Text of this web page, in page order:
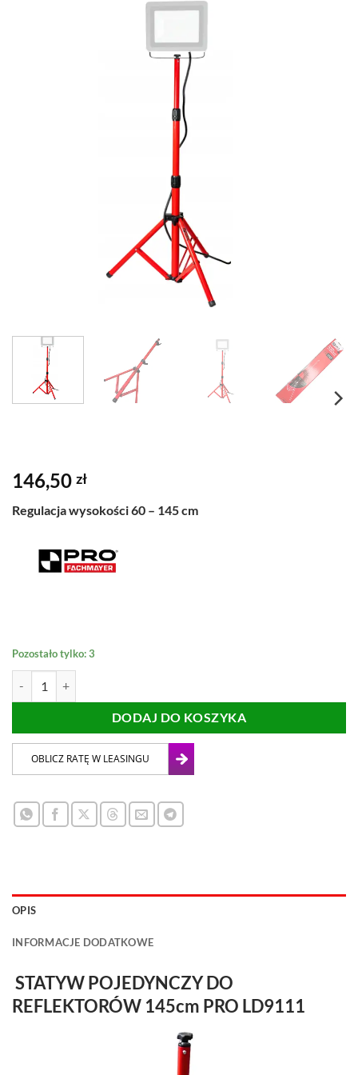
146,50 zł
Regulacja wysokości 60 – 145 cm
Pozostało tylko: 3
DODAJ DO KOSZYKA
OPIS
INFORMACJE DODATKOWE
STATYW POJEDYNCZY DO
REFLEKTORÓW 145cm PRO LD9111